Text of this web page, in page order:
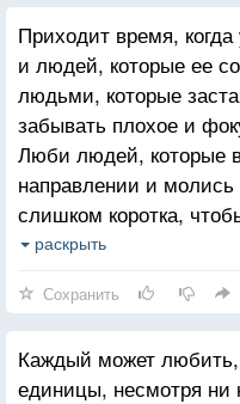
Приходит время,
и людей, которые ее
людьми, которые
забывать плохое и
Люби людей, которые
направлении и
слишком коротка,
Падение - это часть
раскрыть
Сохранить
Каждый может любить,
единицы, несмотря ни